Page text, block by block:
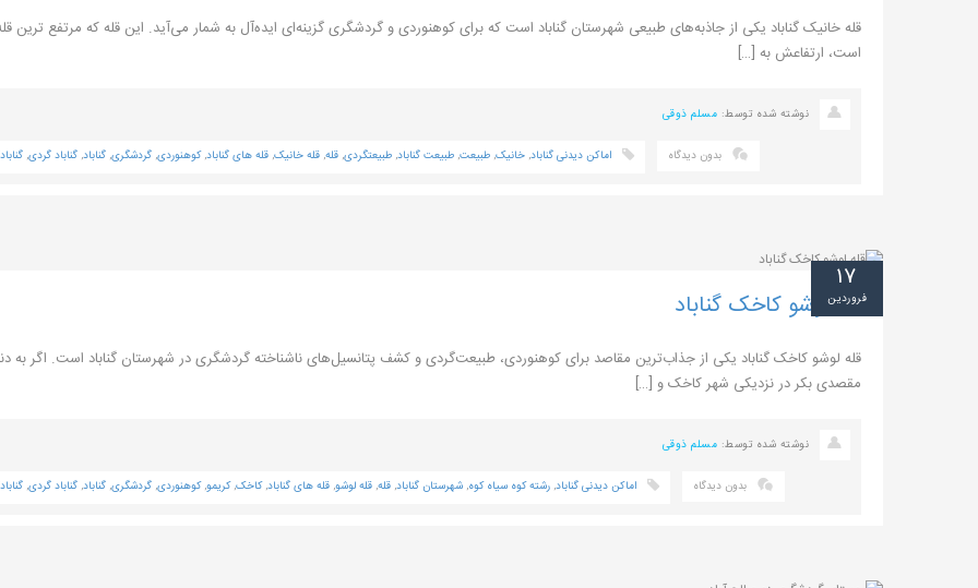
قله خانیک گناباد یکی از جاذبه‌های طبیعی شهرستان گناباد است که برای کوهنوردی و گردشگری گزینه‌ای ایده‌آل به شمار می‌آید. این قله که مرتفع ترین قله
است، ارتفاعش به […]
نوشته شده توسط: مسلم ذوقی
بدون دیدگاه اماکن دیدنی گناباد, خانیک, طبیعت, طبیعت گناباد, طبیعتگردی, قله, قله خانیک, قله های گناباد,کوهنوردی, گردشگری, گناباد, گناباد گردی,
قله لوشو کاخک گناباد
قله لوشو کاخک گناباد یکی از جذاب‌ترین مقاصد برای کوهنوردی، طبیعت‌گردی و کشف پتانسیل‌های ناشناخته گردشگری در شهرستان گناباد است. اگر به
مقصدی بکر در نزدیکی شهر کاخک و […]
۱۷
فروردین
نوشته شده توسط: مسلم ذوقی
بدون دیدگاه اماکن دیدنی گناباد, رشته کوه سیاه کوه, شهرستان گناباد, قله, قله لوشو, قله های گناباد,کاخک,کریمو,کوهنوردی, گردشگری, گناباد, گناباد گردی,